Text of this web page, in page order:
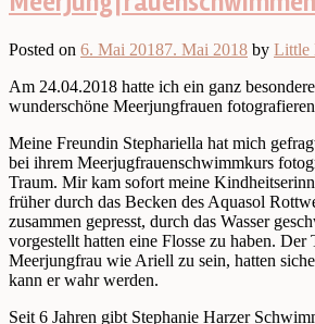
Posted on 6. Mai 20187. Mai 2018 by Little
Am 24.04.2018 hatte ich ein ganz
wunderschöne Meerjungfrauen
Meine Freundin Stephariella hat mich
bei ihrem Meerjugfrauenschwimmkurs
Traum. Mir kam sofort meine
früher durch das Becken des Aquasol
zusammen gepresst, durch das Wasser
vorgestellt hatten eine Flosse zu haben. Der
Meerjungfrau wie Ariell zu sein, hatten
kann er wahr werden.
Seit 6 Jahren gibt Stephanie Harzer